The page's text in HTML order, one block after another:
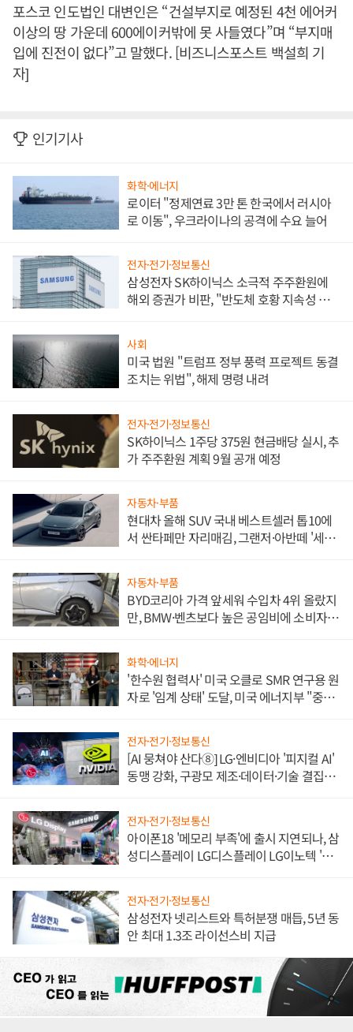
포스코 인도법인 대변인은 “건설부지로 예정된 4천 에어커
이상의 땅 가운데 600에이커밖에 못 사들였다”며 “부지매
입에 진전이 없다”고 말했다. [비즈니스포스트 백설희 기
자]
인기기사
화학·에너지
로이터 "정제연료 3만 톤 한국에서 러시아
로 이동", 우크라이나의 공격에 수요 늘어
전자·전기·정보통신
삼성전자 SK하이닉스 소극적 주주환원에
해외 증권가 비판, "반도체 호황 지속성 의
사회
미국 법원 "트럼프 정부 풍력 프로젝트 동결
조치는 위법", 해제 명령 내려
전자·전기·정보통신
SK하이닉스 1주당 375원 현금배당 실시, 추
가 주주환원 계획 9월 공개 예정
자동차·부품
현대차 올해 SUV 국내 베스트셀러 톱10에
서 싼타페만 자리매김, 그랜저·아반떼 '세단
자동차·부품
BYD코리아 가격 앞세워 수입차 4위 올랐지
만, BMW·벤츠보다 높은 공임비에 소비자
화학·에너지
'한수원 협력사' 미국 오클로 SMR 연구용 원
자로 '임계 상태' 도달, 미국 에너지부 "중요
전자·전기·정보통신
[AI 뭉쳐야 산다⑧] LG·엔비디아 '피지컬 AI'
동맹 강화, 구광모 제조·데이터·기술 결집
전자·전기·정보통신
아이폰18 '메모리 부족'에 출시 지연되나, 삼
성디스플레이 LG디스플레이 LG이노텍 '탈
전자·전기·정보통신
삼성전자 넷리스트와 특허분쟁 매듭, 5년 동
안 최대 1.3조 라이선스비 지급